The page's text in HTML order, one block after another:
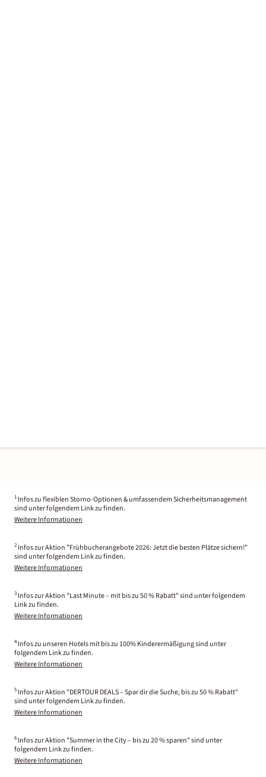
1 Infos zu flexiblen Storno-Optionen & umfassendem Sicherheitsmanagement
sind unter folgendem Link zu finden.
Weitere Informationen
2 Infos zur Aktion "Frühbucherangebote 2026: Jetzt die besten Plätze sichern!"
sind unter folgendem Link zu finden.
Weitere Informationen
3 Infos zur Aktion "Last Minute – mit bis zu 50 % Rabatt" sind unter folgendem
Link zu finden.
Weitere Informationen
4 Infos zu unseren Hotels mit bis zu 100% Kinderermäßigung sind unter
folgendem Link zu finden.
Weitere Informationen
5 Infos zur Aktion "DERTOUR DEALS – Spar dir die Suche, bis zu 50 % Rabatt"
sind unter folgendem Link zu finden.
Weitere Informationen
6 Infos zur Aktion "Summer in the City – bis zu 20 % sparen" sind unter
folgendem Link zu finden.
Weitere Informationen